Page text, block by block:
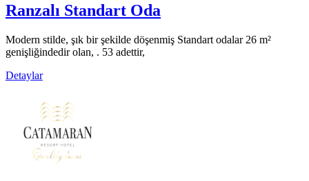
Ranzalı Standart Oda
Modern stilde, şık bir şekilde döşenmiş Standart odalar 26 m²
genişliğindedir olan, . 53 adettir,
Detaylar